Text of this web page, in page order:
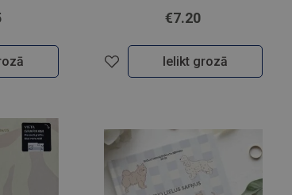
€7.20
Ielikt grozā